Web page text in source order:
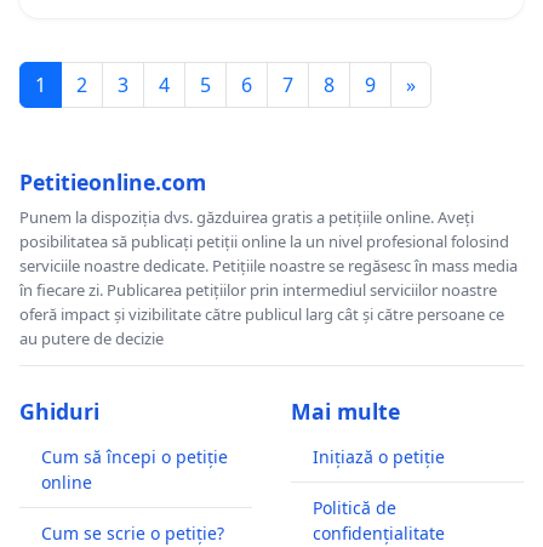
1 2 3 4 5 6 7 8 9 »
Petitieonline.com
Punem la dispoziția dvs. găzduirea gratis a petițiile online. Aveți
posibilitatea să publicați petiții online la un nivel profesional folosind
serviciile noastre dedicate. Petițiile noastre se regăsesc în mass media
în fiecare zi. Publicarea petițiilor prin intermediul serviciilor noastre
oferă impact și vizibilitate către publicul larg cât și către persoane ce
au putere de decizie
Ghiduri
Cum să începi o petiție
online
Cum se scrie o petiție?
Mai multe
Inițiază o petiție
Politică de
confidențialitate